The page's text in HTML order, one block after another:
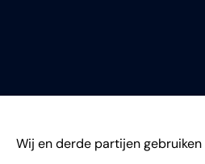
Wij en derde partijen